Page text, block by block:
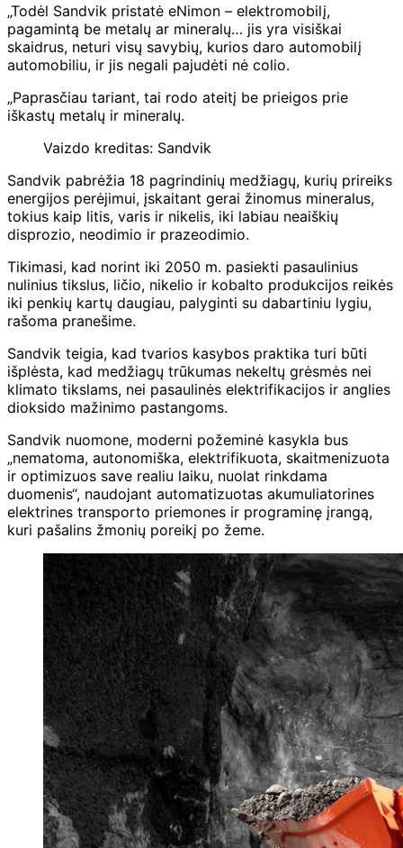
„Todėl Sandvik pristatė eNimon – elektromobilį,
pagamintą be metalų ar mineralų… jis yra visiškai
skaidrus, neturi visų savybių, kurios daro automobilį
automobiliu, ir jis negali pajudėti nė colio.
„Paprasčiau tariant, tai rodo ateitį be prieigos prie
iškastų metalų ir mineralų.
Vaizdo kreditas: Sandvik
Sandvik pabrėžia 18 pagrindinių medžiagų, kurių prireiks
energijos perėjimui, įskaitant gerai žinomus mineralus,
tokius kaip litis, varis ir nikelis, iki labiau neaiškių
disprozio, neodimio ir prazeodimio.
Tikimasi, kad norint iki 2050 m. pasiekti pasaulinius
nulinius tikslus, ličio, nikelio ir kobalto produkcijos reikės
iki penkių kartų daugiau, palyginti su dabartiniu lygiu,
rašoma pranešime.
Sandvik teigia, kad tvarios kasybos praktika turi būti
išplėsta, kad medžiagų trūkumas nekeltų grėsmės nei
klimato tikslams, nei pasaulinės elektrifikacijos ir anglies
dioksido mažinimo pastangoms.
Sandvik nuomone, moderni požeminė kasykla bus
„nematoma, autonomiška, elektrifikuota, skaitmenizuota
ir optimizuos save realiu laiku, nuolat rinkdama
duomenis“, naudojant automatizuotas akumuliatorines
elektrines transporto priemones ir programinę įrangą,
kuri pašalins žmonių poreikį po žeme.